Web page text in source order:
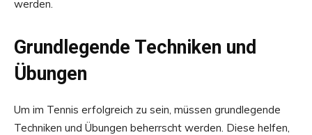
werden.
Grundlegende Techniken und
Übungen
Um im Tennis erfolgreich zu sein, müssen grundlegende
Techniken und Übungen beherrscht werden. Diese helfen,